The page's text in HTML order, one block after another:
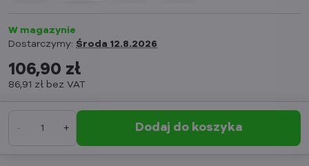
W magazynie
Dostarczymy: Środa 12.8.2026
106,90 zł
86,91 zł bez VAT
Dodaj do koszyka